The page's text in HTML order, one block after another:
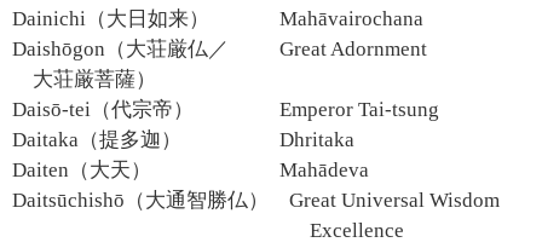
Dainichi（大日如来）
Mahāvairochana
Daishōgon（大荘厳仏／
大荘厳菩薩）
Great Adornment
Daisō-tei（代宗帝）
Emperor Tai-tsung
Daitaka（提多迦）
Dhritaka
Daiten（大天）
Mahādeva
Daitsūchishō（大通智勝仏）
Great Universal Wisdom
Excellence